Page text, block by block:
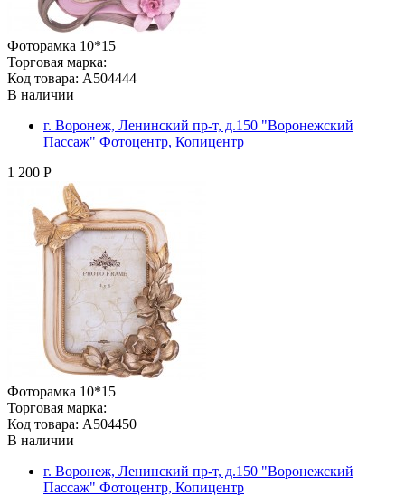
Фоторамка 10*15
Торговая марка:
Код товара: A504444
В наличии
г. Воронеж, Ленинский пр-т, д.150 "Воронежский
Пассаж" Фотоцентр, Копицентр
1 200 Р
Фоторамка 10*15
Торговая марка:
Код товара: A504450
В наличии
г. Воронеж, Ленинский пр-т, д.150 "Воронежский
Пассаж" Фотоцентр, Копицентр